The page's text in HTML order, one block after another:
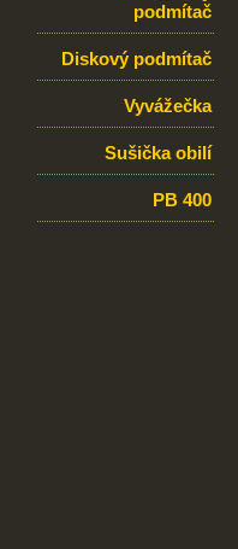
podmítač
Diskový podmítač
Vyvážečka
Sušička obilí
PB 400